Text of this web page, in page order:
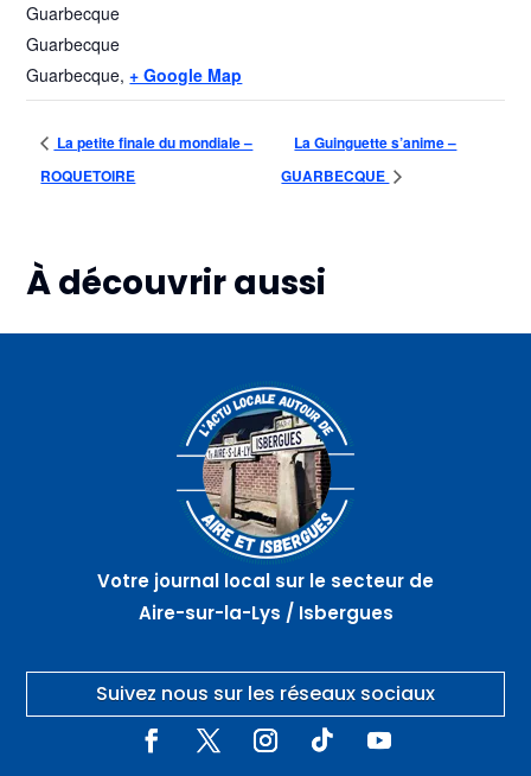
Guarbecque
Guarbecque
Guarbecque, + Google Map
La petite finale du mondiale –
ROQUETOIRE
La Guinguette s’anime –
GUARBECQUE
À découvrir aussi
Plus d'informations
Rando-
patrimoine
depuis
Sauvagine
MAMETZ
Plus d'informations
Cercle
des
femmes
et
atelier –
HELFAUT
Plus d'informations
Votre journal local sur le secteur de
Aire-sur-la-Lys / Isbergues
Suivez nous sur les réseaux sociaux